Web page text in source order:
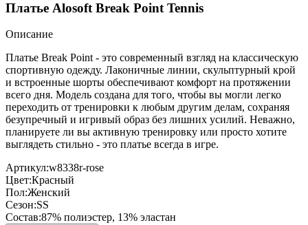
Платье Alosoft Break Point Tennis
Описание
Платье Break Point - это современный взгляд на классическую
спортивную одежду. Лаконичные линии, скульптурный крой
и встроенные шорты обеспечивают комфорт на протяжении
всего дня. Модель создана для того, чтобы вы могли легко
переходить от тренировки к любым другим делам, сохраняя
безупречный и игривый образ без лишних усилий. Неважно,
планируете ли вы активную тренировку или просто хотите
выглядеть стильно - это платье всегда в игре.
Артикул:w8338r-rose
Цвет:Красный
Пол:Женский
Сезон:SS
Состав:87% полиэстер, 13% эластан